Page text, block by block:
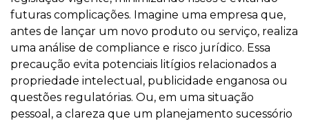
futuras complicações. Imagine uma empresa que,
antes de lançar um novo produto ou serviço, realiza
uma análise de compliance e risco jurídico. Essa
precaução evita potenciais litígios relacionados a
propriedade intelectual, publicidade enganosa ou
questões regulatórias. Ou, em uma situação
pessoal, a clareza que um planejamento sucessório